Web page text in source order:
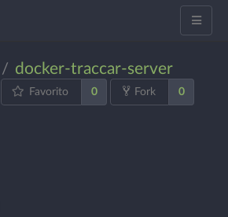
/ docker-traccar-server
Favorito 0 Fork 0